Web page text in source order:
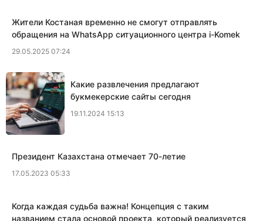
Жители Костаная временно не смогут отправлять
обращения на WhatsApp ситуационного центра i-Komek
29.05.2025 07:24
Какие развлечения предлагают
букмекерские сайты сегодня
19.11.2024 15:13
Президент Казахстана отмечает 70-летие
17.05.2023 05:33
Когда каждая судьба важна! Концепция с таким
названием стала основой проекта, который реализуется